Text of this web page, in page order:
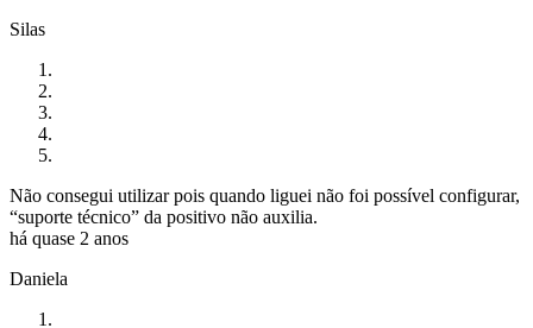
Silas
Não consegui utilizar pois quando liguei não foi possível configurar,
“suporte técnico” da positivo não auxilia.
há quase 2 anos
Daniela